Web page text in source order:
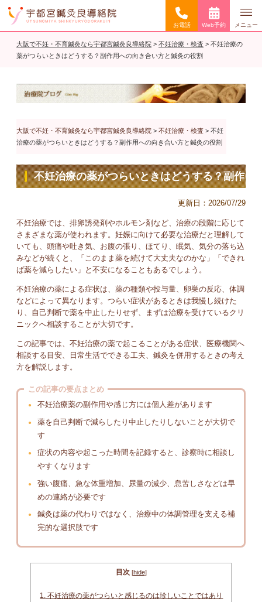
お電話 Web予約 メニュー
大阪で不妊・不育鍼灸なら宇都宮鍼灸良導絡院 > 不妊治療・検査 > 不妊治療の
薬がつらいときはどうする？副作用への向き合い方と鍼灸の役割
大阪で不妊・不育鍼灸なら宇都宮鍼灸良導絡院 > 不妊治療・検査 > 不妊
治療の薬がつらいときはどうする？副作用への向き合い方と鍼灸の役割
不妊治療の薬がつらいときはどうする？副作
用への向き合い方と鍼灸の役割更新日： 2026/07/29
不妊治療では、排卵誘発剤やホルモン剤など、治療の段階に応じて
さまざまな薬が使われます。妊娠に向けて必要な治療だと理解して
いても、頭痛や吐き気、お腹の張り、ほてり、眠気、気分の落ち込
みなどが続くと、「このまま薬を続けて大丈夫なのかな」「できれ
ば薬を減らしたい」と不安になることもあるでしょう。
不妊治療の薬による症状は、薬の種類や投与量、卵巣の反応、体調
などによって異なります。つらい症状があるときは我慢し続けた
り、自己判断で薬を中止したりせず、まずは治療を受けているクリ
ニックへ相談することが大切です。
この記事では、不妊治療の薬で起こることがある症状、医療機関へ
相談する目安、日常生活でできる工夫、鍼灸を併用するときの考え
方を解説します。
この記事の要点まとめ
不妊治療薬の副作用や感じ方には個人差があります
薬を自己判断で減らしたり中止したりしないことが大切で
す
症状の内容や起こった時間を記録すると、診察時に相談し
やすくなります
強い腹痛、急な体重増加、尿量の減少、息苦しさなどは早
めの連絡が必要です
鍼灸は薬の代わりではなく、治療中の体調管理を支える補
完的な選択肢です
目次 [hide]
1. 不妊治療の薬がつらいと感じるのは珍しいことではあり